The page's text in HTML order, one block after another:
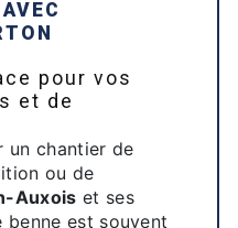
pour vos
et de
un chantier de
ou de
Auxois et ses
est souvent